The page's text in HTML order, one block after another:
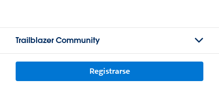
Trailblazer Community
Registrarse